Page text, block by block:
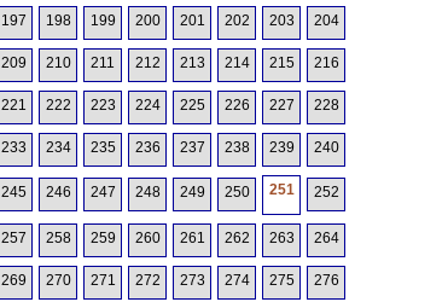
197 198 199 200 201 202 203 204
209 210 211 212 213 214 215 216
221 222 223 224 225 226 227 228
233 234 235 236 237 238 239 240
245 246 247 248 249 250 251 252
257 258 259 260 261 262 263 264
269 270 271 272 273 274 275 276